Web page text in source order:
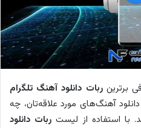
برترینربات دانلود آهنگ تلگرام
آهنگ‌های مورد علاقه‌تان، چه
با استفاده از لیست ربات دانلود